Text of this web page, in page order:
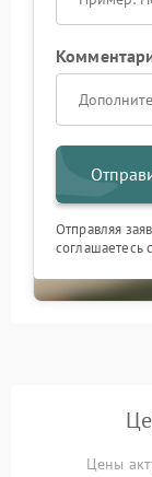
Отправляя
соглашаетесь с
Цены